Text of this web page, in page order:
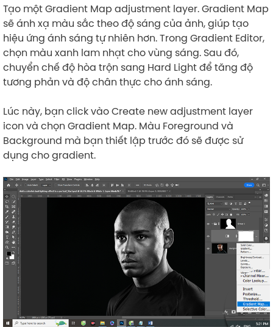
Tạo một Gradient Map adjustment layer. Gradient Map
sẽ ánh xạ màu sắc theo độ sáng của ảnh, giúp tạo
hiệu ứng ánh sáng tự nhiên hơn. Trong Gradient Editor,
chọn màu xanh lam nhạt cho vùng sáng. Sau đó,
chuyển chế độ hòa trộn sang Hard Light để tăng độ
tương phản và độ chân thực cho ánh sáng.
Lúc này, bạn click vào Create new adjustment layer
icon và chọn Gradient Map. Màu Foreground và
Background mà bạn thiết lập trước đó sẽ được sử
dụng cho gradient.